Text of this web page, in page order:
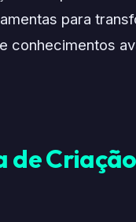
para
conhecimentos
de